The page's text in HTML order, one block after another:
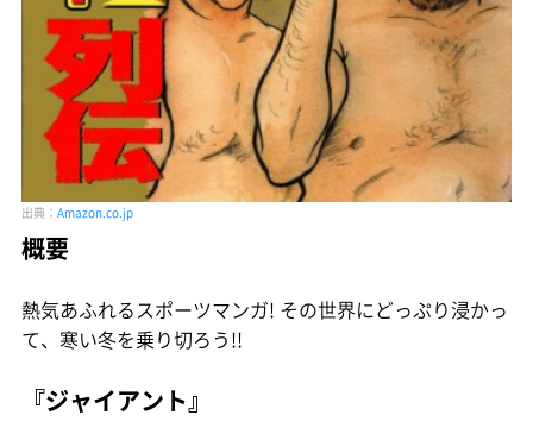
出典： Amazon.co.jp
概要
熱気あふれるスポーツマンガ! その世界にどっぷり浸かっ
て、寒い冬を乗り切ろう!!
『ジャイアント』